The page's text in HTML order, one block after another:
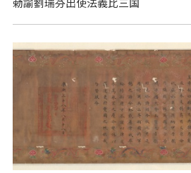
勅諭劉瑞芬出使法義比三国